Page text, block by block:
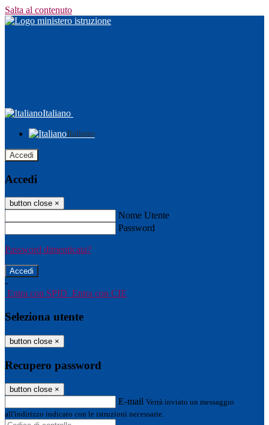
Salta al contenuto
Italiano
Italiano
Accedi
Accedi
button close ×
Nome Utente
Password
Password dimenticata?
-
Entra con SPID Entra con CIE
Seleziona utente
button close ×
Recupero password
button close ×
E-mail Verrà inviato un messaggio
all'indirizzo indicato con le istruzioni necessarie.